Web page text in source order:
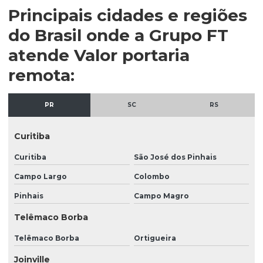
Empresa de recepcionista terceirizada
Empresa de serviços de portaria
Empresa de terceirização de limpeza
Empresa terceirizada de limpeza e segurança
Empresa de vigilante escolta armada
Empresa de zeladoria e portaria
Empresas de limpeza e conservação
Empresas de limpeza e portaria
Principais cidades e regiões
do Brasil onde a Grupo FT
atende Valor portaria
remota:
PR SC RS
Curitiba
Curitiba São José dos Pinhais
Campo Largo Colombo
Pinhais Campo Magro
Telêmaco Borba
Telêmaco Borba Ortigueira
Joinville